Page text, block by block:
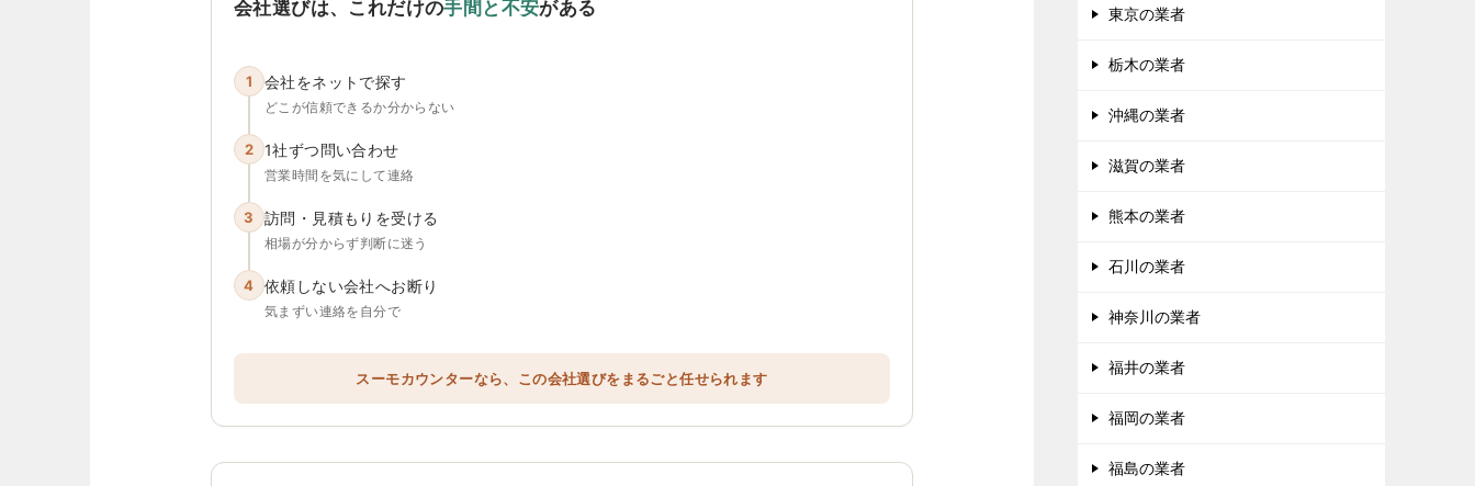
会社選びは、これだけの手間と不安がある
1 会社をネットで探す
どこが信頼できるか分からない
2 1社ずつ問い合わせ
営業時間を気にして連絡
3 訪問・見積もりを受ける
相場が分からず判断に迷う
4 依頼しない会社へお断り
気まずい連絡を自分で
スーモカウンターなら、この会社選びをまるごと任せられます
東京の業者
栃木の業者
沖縄の業者
滋賀の業者
熊本の業者
石川の業者
神奈川の業者
福井の業者
福岡の業者
福島の業者